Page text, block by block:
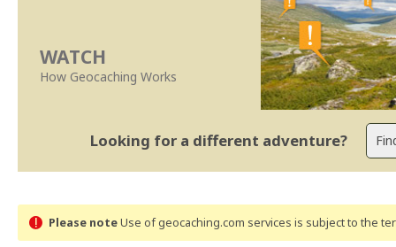
WATCH
How Geocaching Works
Looking for a different adventure?
Please noteUse of geocaching.com services is subject to the